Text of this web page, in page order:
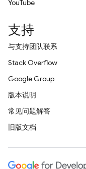
YouTube
支持
与支持团队联系
Stack Overflow
Google Group
版本说明
常见问题解答
旧版文档